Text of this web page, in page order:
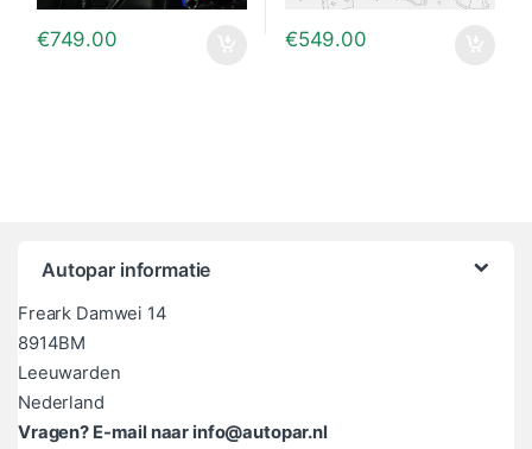
€749.00 €549.00
Autopar informatie
Freark Damwei 14
8914BM
Leeuwarden
Nederland
Vragen? E-mail naar info@autopar.nl